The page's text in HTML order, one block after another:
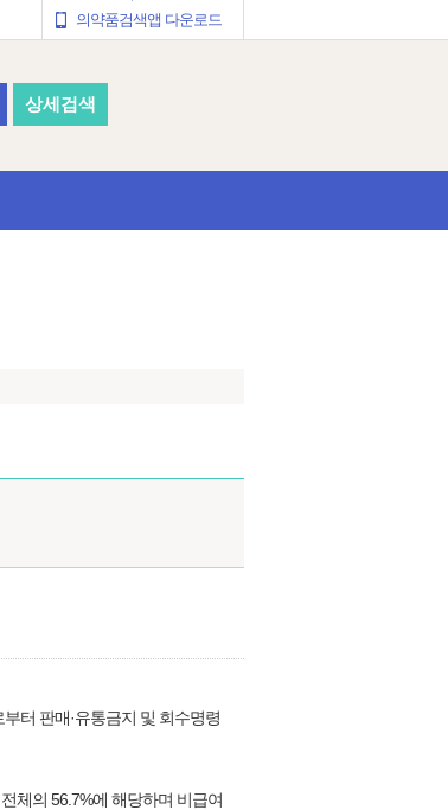
의약품검색앱 다운로드
상세검색
터 판매·유통금지 및 회수명령
체의 56.7%에 해당하며 비급여